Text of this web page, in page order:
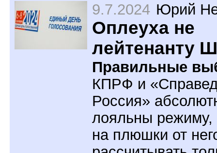
9.7.2024 Юрий
Оплеуха не
лейтенанту
Правильные
КПРФ и
Россия»
лояльны режиму,
на плюшки от